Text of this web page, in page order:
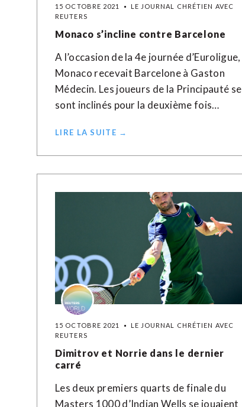
15 OCTOBRE 2021
LE JOURNAL CHRÉTIEN AVEC
REUTERS
Monaco s’incline contre Barcelone
A l’occasion de la 4e journée d’Euroligue,
Monaco recevait Barcelone à Gaston
Médecin. Les joueurs de la Principauté se
sont inclinés pour la deuxième fois…
LIRE LA SUITE →
15 OCTOBRE 2021
LE JOURNAL CHRÉTIEN AVEC
REUTERS
Dimitrov et Norrie dans le dernier
carré
Les deux premiers quarts de finale du
Masters 1000 d’Indian Wells se jouaient